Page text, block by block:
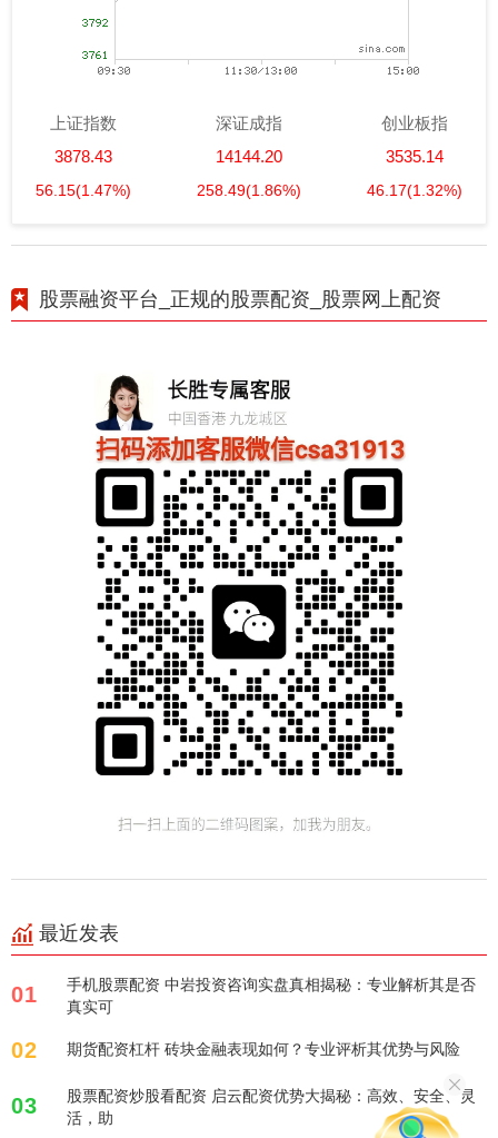
上证指数
3878.43
56.15(1.47%)
深证成指
14144.20
258.49(1.86%)
创业板指
3535.14
46.17(1.32%)
股票融资平台_正规的股票配资_股票网上配资
最近发表
01
手机股票配资 中岩投资咨询实盘真相揭秘：专业解析其是否
真实可
02 期货配资杠杆 砖块金融表现如何？专业评析其优势与风险
03
股票配资炒股看配资 启云配资优势大揭秘：高效、安全、灵
活，助